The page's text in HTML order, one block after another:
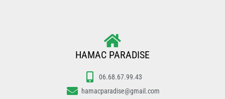
HAMAC PARADISE
06.68.67.99.43
hamacparadise@gmail.com